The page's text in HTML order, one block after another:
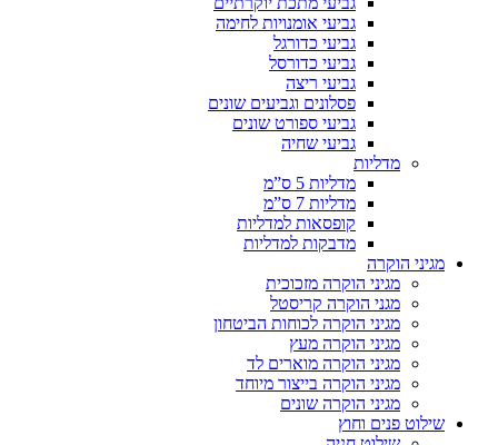
גביעי אומנויות לחימה
גביעי כדורגל
גביעי כדורסל
גביעי ריצה
פסלונים וגביעים שונים
גביעי ספורט שונים
גביעי שחיה
מדליות
מדליות 5 ס”מ
מדליות 7 ס”מ
קופסאות למדליות
מדבקות למדליות
מגיני הוקרה
מגיני הוקרה מזכוכית
מגני הוקרה קריסטל
מגיני הוקרה לכוחות הביטחון
מגיני הוקרה מעץ
מגיני הוקרה מוארים לד
מגיני הוקרה בייצור מיוחד
מגיני הוקרה שונים
שילוט פנים וחוץ